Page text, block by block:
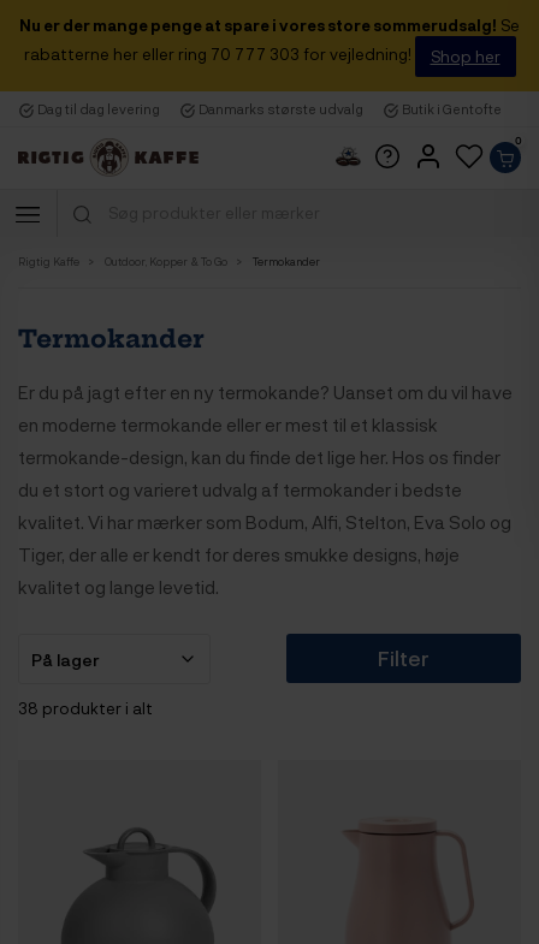
Nu er der mange penge at spare i vores store sommerudsalg! Se
rabatterne her eller ring 70 777 303 for vejledning!
Shop her
Dag til dag levering Danmarks største udvalg Butik i Gentofte
0
Rigtig Kaffe Outdoor, Kopper & To Go Termokander
Termokander
Er du på jagt efter en ny termokande? Uanset om du vil have
en moderne termokande eller er mest til et klassisk
termokande-design, kan du finde det lige her. Hos os finder
du et stort og varieret udvalg af termokander i bedste
kvalitet. Vi har mærker som Bodum, Alfi, Stelton, Eva Solo og
Tiger, der alle er kendt for deres smukke designs, høje
kvalitet og lange levetid.
38 produkter i alt
Filter